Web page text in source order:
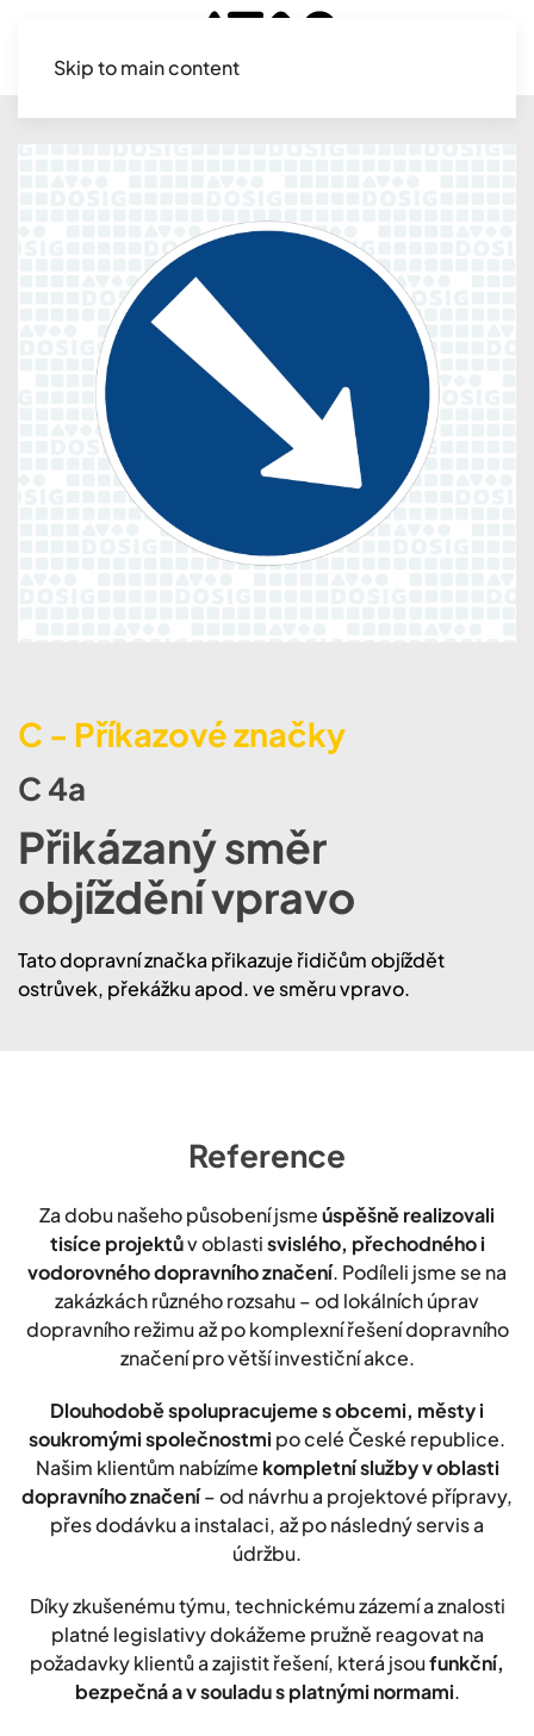
Skip to main content
C - Příkazové značky
C 4a
Přikázaný směr
objíždění vpravo
Tato dopravní značka přikazuje řidičům objíždět
ostrůvek, překážku apod. ve směru vpravo.
Reference
Za dobu našeho působení jsmeúspěšně realizovali
tisíce projektův oblastisvislého, přechodného i
vodorovného dopravního značení. Podíleli jsme se na
zakázkách různého rozsahu – od lokálních úprav
dopravního režimu až po komplexní řešení dopravního
značení pro větší investiční akce.
Dlouhodobě spolupracujeme s obcemi, městy i
soukromými společnostmi po celé České republice.
Našim klientům nabízíme kompletní služby v oblasti
dopravního značení– od návrhu a projektové přípravy,
přes dodávku a instalaci, až po následný servis a
údržbu.
Díky zkušenému týmu, technickému zázemí a znalosti
platné legislativy dokážeme pružně reagovat na
požadavky klientů a zajistit řešení, která jsoufunkční,
bezpečná a v souladu s platnými normami.